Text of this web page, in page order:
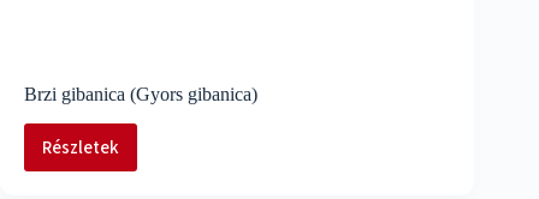
Brzi gibanica (Gyors gibanica)
Részletek
Brzi